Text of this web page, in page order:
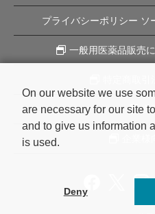
プライバシーポリシー ソ
一般用医薬品販売
企
On our website we use
are necessary for our site
and to give us information
is used.
Deny